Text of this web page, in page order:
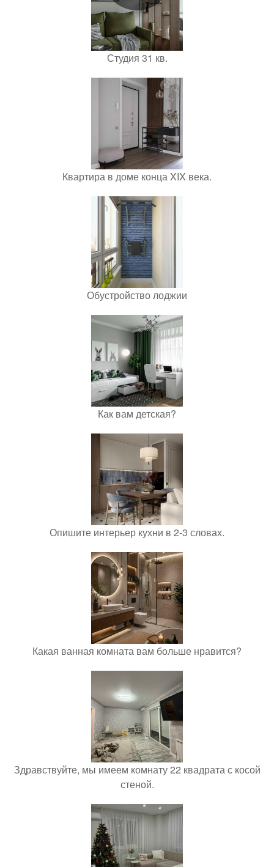
Студия 31 кв.
Квартира в доме конца XIX века.
Обустройство лоджии
Как вам детская?
Опишите интерьер кухни в 2-3 словах.
Какая ванная комната вам больше нравится?
Здравствуйте, мы имеем комнату 22 квадрата с косой
стеной.